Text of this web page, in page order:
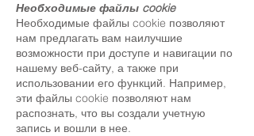
Необходимые файлы cookie
Необходимые файлы cookie позволяют
нам предлагать вам наилучшие
возможности при доступе и навигации по
нашему веб-сайту, а также при
использовании его функций. Например,
эти файлы cookie позволяют нам
распознать, что вы создали учетную
запись и вошли в нее.